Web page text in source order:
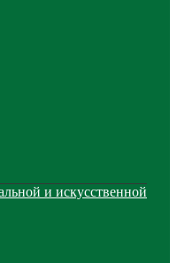
и искусственной